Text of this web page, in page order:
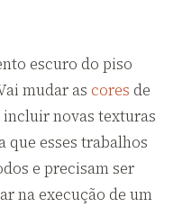
escuro do piso
mudar as cores de
incluir novas texturas
que esses trabalhos
e precisam ser
na execução de um